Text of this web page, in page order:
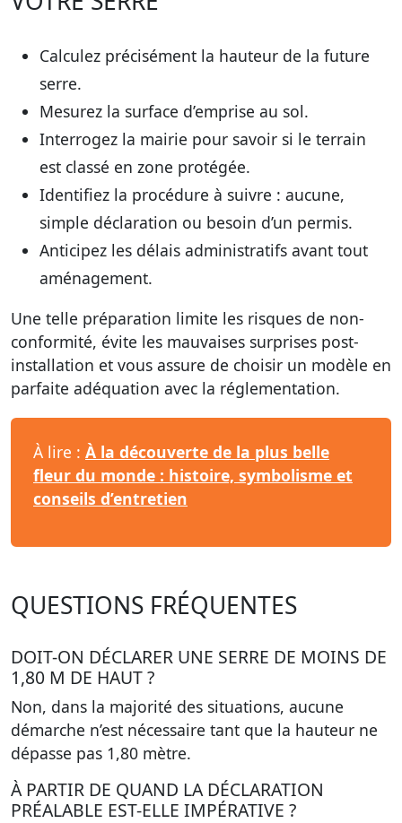
Calculez précisément la hauteur de la future
serre.
Mesurez la surface d’emprise au sol.
Interrogez la mairie pour savoir si le terrain
est classé en zone protégée.
Identifiez la procédure à suivre : aucune,
simple déclaration ou besoin d’un permis.
Anticipez les délais administratifs avant tout
aménagement.
Une telle préparation limite les risques de non-
conformité, évite les mauvaises surprises post-
installation et vous assure de choisir un modèle en
parfaite adéquation avec la réglementation.
À lire : À la découverte de la plus belle
fleur du monde : histoire, symbolisme et
conseils d’entretien
QUESTIONS FRÉQUENTES
DOIT-ON DÉCLARER UNE SERRE DE MOINS DE
1,80 M DE HAUT ?
Non, dans la majorité des situations, aucune
démarche n’est nécessaire tant que la hauteur ne
dépasse pas 1,80 mètre.
À PARTIR DE QUAND LA DÉCLARATION
PRÉALABLE EST-ELLE IMPÉRATIVE ?